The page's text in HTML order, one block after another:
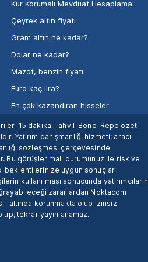
Kur Korumalı Mevduat Hesaplama
Çeyrek altın fiyatı
Gram altın ne kadar?
Dolar ne kadar?
Mazot, benzin fiyatı
Euro kaç lira?
En çok kazandıran hisseler
15 dakika, Tahvil-Bono-Repo özet
Yatırım danışmanlığı hizmeti; aracı
sözleşmesi çerçevesinde
Bu görüşler mali durumunuz ile risk ve
beklentilerinize uygun sonuçlar
kullanılması sonucunda yatırımcıların
zararlardan Noktacom
altında korunmakta olup izinsiz
tekrar yayınlanamaz.